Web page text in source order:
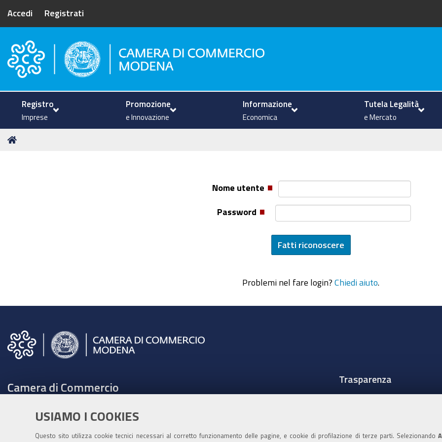
USIAMO I COOKIES
Questo sito utilizza cookie tecnici necessari al corretto funzionamento delle pagine, e cookie di profilazione di terze parti. Selezionando
Accedi Registrati
Camera di Commercio di Modena
Registro
Imprese
Promozione
e Innovazione
Informazione
Economica
Tutela Legalità
e Mercato
Tu
Nome utente
Password
Problemi nel fare login? Chiedi aiuto
Camera di Commercio
Tel. 059208111 -URP
Contabilità speciale Banca d'Italia:
Trasparenza
Pubblicità Legale